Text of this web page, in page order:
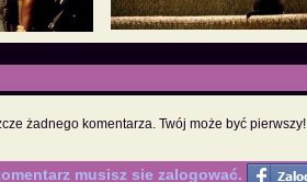
żadnego komentarza. Twój może być pierwszy!
musisz sie zalogować.